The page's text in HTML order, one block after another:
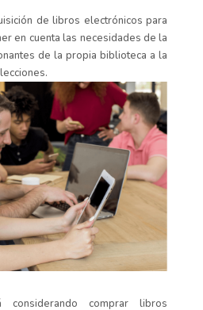
de libros electrónicos para
en cuenta las necesidades de la
de la propia biblioteca a la
comprar libros